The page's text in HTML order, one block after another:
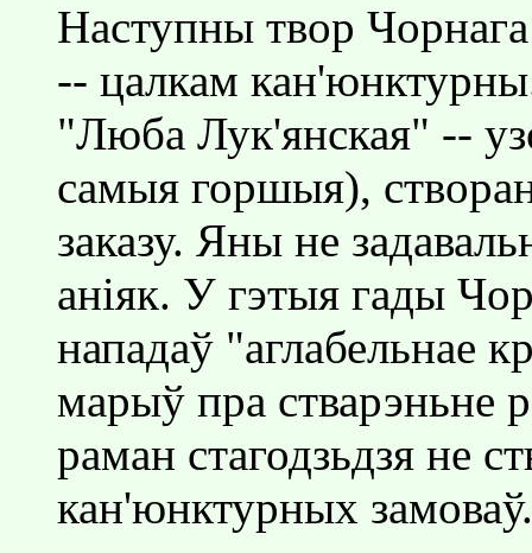
Наступны твор
-- цалкам
"Люба Лук'янская" --
самыя горшыя),
заказу. Яны не
анiяк. У гэтыя гады
нападаў "аглабельнае
марыў пра стварэньне
раман стагодзьдзя не
кан'юнктурных замоваў.